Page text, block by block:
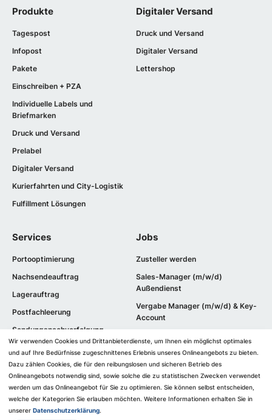
Produkte
Tagespost
Infopost
Pakete
Einschreiben + PZA
Individuelle Labels und
Briefmarken
Druck und Versand
Prelabel
Digitaler Versand
Kurierfahrten und City-Logistik
Fulfillment Lösungen
Digitaler Versand
Druck und Versand
Digitaler Versand
Lettershop
Services
Portooptimierung
Nachsendeauftrag
Lagerauftrag
Postfachleerung
Sendungsnachverfolgung
Druck und Kuvertierung
Bestandsmaterial bestellen
Angebot einholen
Jobs
Zusteller werden
Sales-Manager (m/w/d)
Außendienst
Vergabe Manager (m/w/d) & Key-
Account
Wir verwenden Cookies und Drittanbieterdienste, um Ihnen ein möglichst optimales
und auf Ihre Bedürfnisse zugeschnittenes ​Erlebnis unseres Onlineangebots zu bieten.
Dazu zählen Cookies, die für den reibungslosen und sicheren Betrieb des
Onlineangebots notwendig sind, sowie solche die zu statistischen Zwecken verwendet
werden um das Onlineangebot für Sie zu optimieren. Sie können selbst entscheiden,
welche der Kategorien Sie erlauben möchten. Weitere Informationen erhalten Sie in
unserer Datenschutzerklärung.